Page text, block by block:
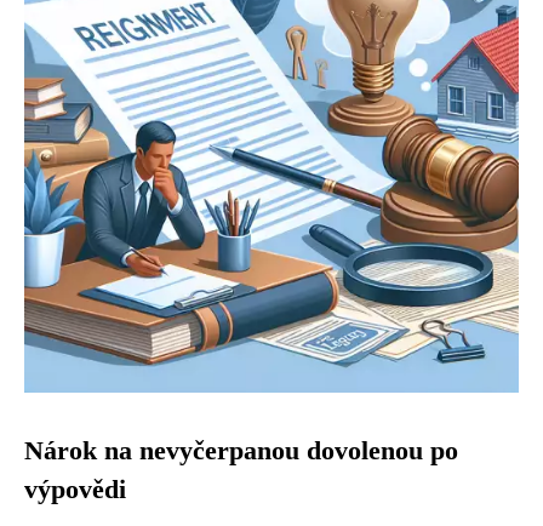
Nárok na nevyčerpanou dovolenou po
výpovědi